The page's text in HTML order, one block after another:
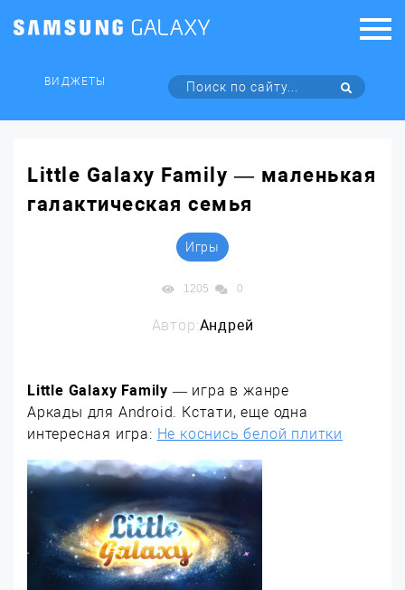
ВИДЖЕТЫ
Little Galaxy Family — маленькая
галактическая семья
Игры
1205 0
Автор:Андрей
Little Galaxy Family — игра в жанре
Аркады для Android. Кстати, еще одна
интересная игра: Не коснись белой плитки